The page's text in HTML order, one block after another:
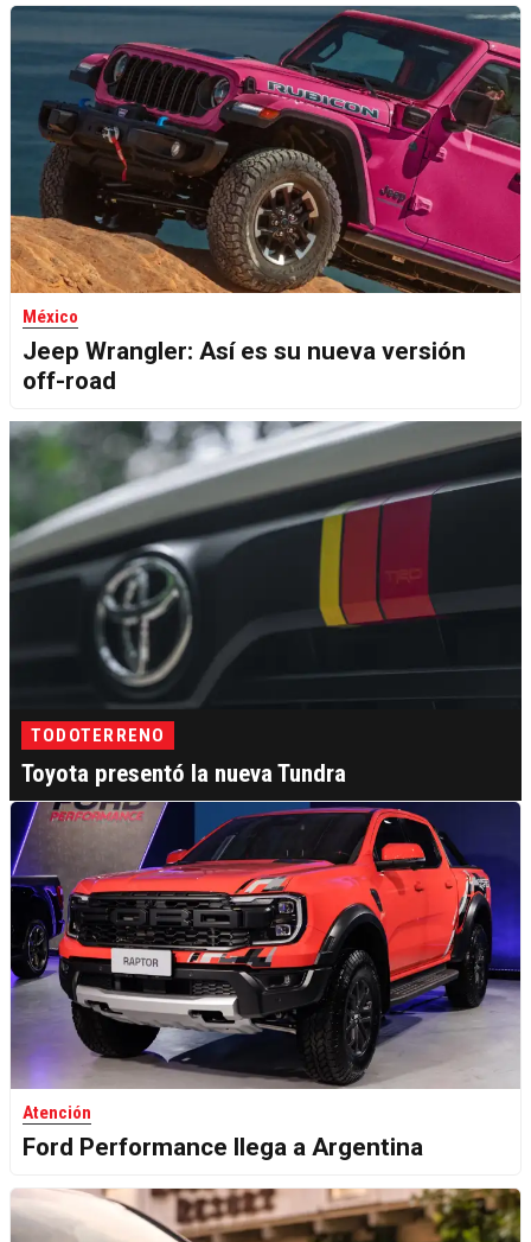
México
Jeep Wrangler: Así es su nueva versión
off-road
TODOTERRENO
Toyota presentó la nueva Tundra
Atención
Ford Performance llega a Argentina